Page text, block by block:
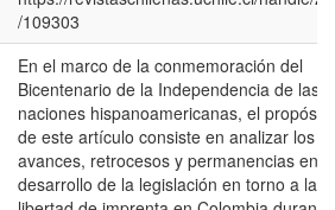
/109303
En el marco de la conmemoración del
Bicentenario de la Independencia de las
naciones hispanoamericanas, el propósito
de este artículo consiste en analizar los
avances, retrocesos y permanencias en el
desarrollo de la legislación en torno a la